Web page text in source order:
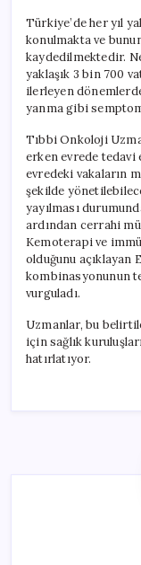
Türkiye’de her yıl
konulmakta ve
kaydedilmektedir.
yaklaşık 3 bin 700
ilerleyen
yanma gibi
Tıbbi Onkoloji
erken evrede tedavi
evredeki vakaların
şekilde
yayılması
ardından cerrahi
Kemoterapi ve
olduğunu
kombinasyonunun
vurguladı.
Uzmanlar, bu
için sağlık
hatırlatıyor.